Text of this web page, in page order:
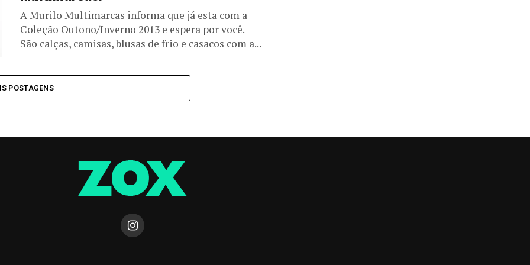
A Murilo Multimarcas informa que já esta com a
Coleção Outono/Inverno 2013 e espera por você.
São calças, camisas, blusas de frio e casacos com a...
POSTAGENS